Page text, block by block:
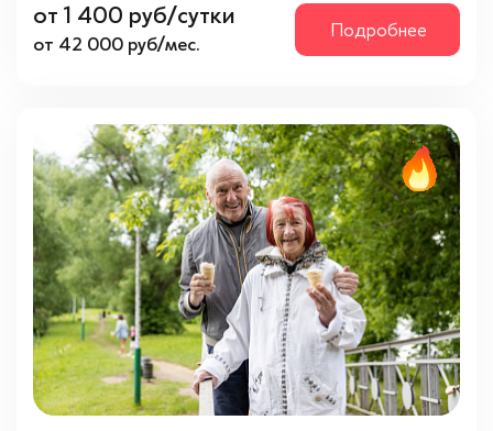
от 1 400 руб/сутки
от 42 000 руб/мес.
Подробнее